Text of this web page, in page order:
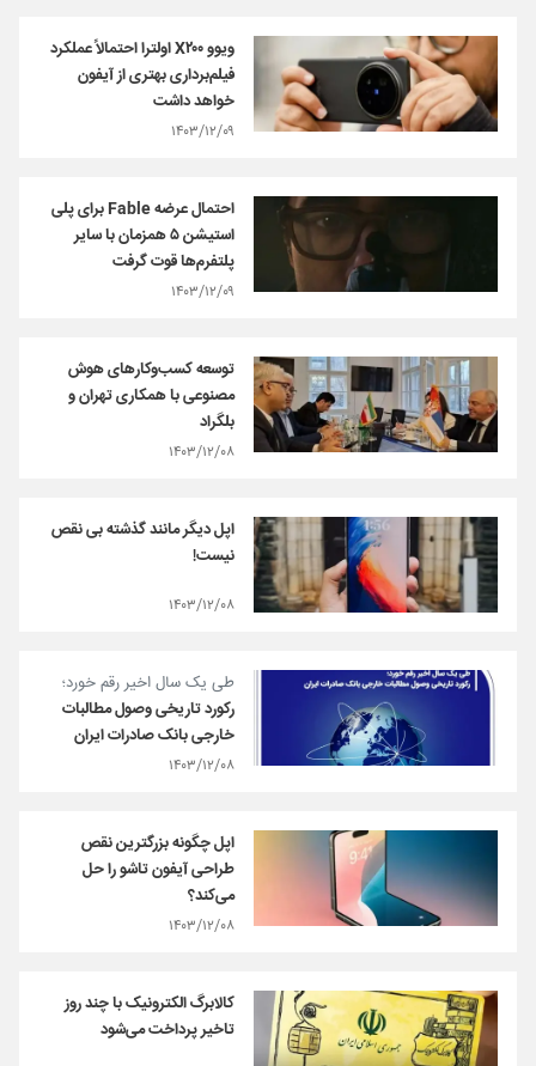
ویوو X۲۰۰ اولترا احتمالاً عملکرد
فیلم‌برداری بهتری از آیفون
خواهد داشت
۱۴۰۳/۱۲/۰۹
احتمال عرضه Fable برای پلی
استیشن ۵ همزمان با سایر
پلتفرم‌ها قوت گرفت
۱۴۰۳/۱۲/۰۹
توسعه کسب‌وکارهای هوش
مصنوعی با همکاری تهران و
بلگراد
۱۴۰۳/۱۲/۰۸
اپل دیگر مانند گذشته بی نقص
نیست!
۱۴۰۳/۱۲/۰۸
​طی یک سال اخیر رقم خورد؛
رکورد تاریخی وصول مطالبات
خارجی بانک صادرات ایران
۱۴۰۳/۱۲/۰۸
اپل چگونه بزرگترین نقص
طراحی آیفون تاشو را حل
می‌کند؟
۱۴۰۳/۱۲/۰۸
کالابرگ الکترونیک با چند روز
تاخیر پرداخت می‌شود